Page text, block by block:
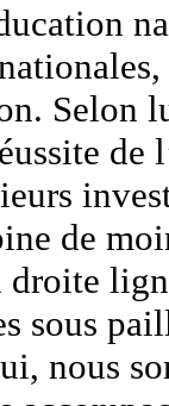
Selon
de
de
sous
nous